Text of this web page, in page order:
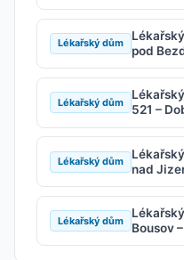
Lékařský dům
pod
Lékařský dům
521 –
Lékařský dům
nad
Lékařský dům
Bousov